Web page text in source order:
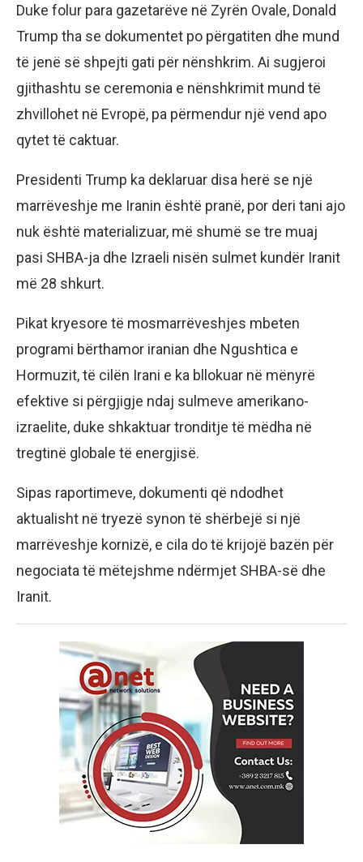
Duke folur para gazetarëve në Zyrën Ovale, Donald
Trump tha se dokumentet po përgatiten dhe mund
të jenë së shpejti gati për nënshkrim. Ai sugjeroi
gjithashtu se ceremonia e nënshkrimit mund të
zhvillohet në Evropë, pa përmendur një vend apo
qytet të caktuar.
Presidenti Trump ka deklaruar disa herë se një
marrëveshje me Iranin është pranë, por deri tani ajo
nuk është materializuar, më shumë se tre muaj
pasi SHBA-ja dhe Izraeli nisën sulmet kundër Iranit
më 28 shkurt.
Pikat kryesore të mosmarrëveshjes mbeten
programi bërthamor iranian dhe Ngushtica e
Hormuzit, të cilën Irani e ka bllokuar në mënyrë
efektive si përgjigje ndaj sulmeve amerikano-
izraelite, duke shkaktuar tronditje të mëdha në
tregtinë globale të energjisë.
Sipas raportimeve, dokumenti që ndodhet
aktualisht në tryezë synon të shërbejë si një
marrëveshje kornizë, e cila do të krijojë bazën për
negociata të mëtejshme ndërmjet SHBA-së dhe
Iranit.